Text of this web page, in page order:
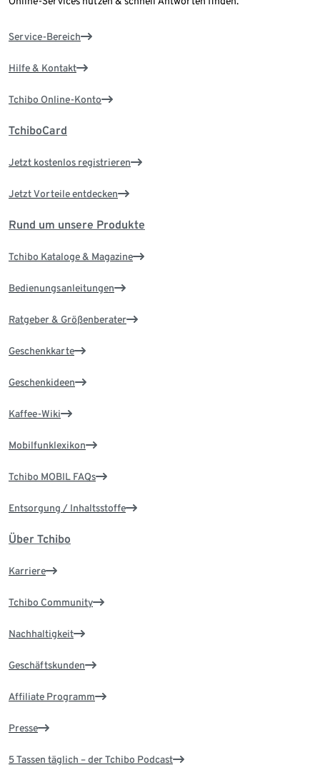
Service-Bereich
Hilfe & Kontakt
Tchibo Online-Konto
TchiboCard
Jetzt kostenlos registrieren
Jetzt Vorteile entdecken
Rund um unsere Produkte
Tchibo Kataloge & Magazine
Bedienungsanleitungen
Ratgeber & Größenberater
Geschenkkarte
Geschenkideen
Kaffee-Wiki
Mobilfunklexikon
Tchibo MOBIL FAQs
Entsorgung / Inhaltsstoffe
Über Tchibo
Karriere
Tchibo Community
Nachhaltigkeit
Geschäftskunden
Affiliate Programm
Presse
5 Tassen täglich – der Tchibo Podcast